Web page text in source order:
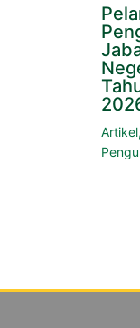
Artikel,